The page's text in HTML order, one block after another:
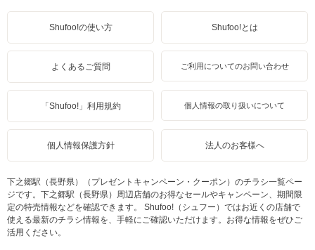
Shufoo!の使い方 Shufoo!とは
よくあるご質問 ご利用についてのお問い合わせ
「Shufoo!」利用規約 個人情報の取り扱いについて
個人情報保護方針 法人のお客様へ
下之郷駅（長野県）（プレゼントキャンペーン・クーポン）のチラシ一覧ペー
ジです。下之郷駅（長野県）周辺店舗のお得なセールやキャンペーン、期間限
定の特売情報などを確認できます。 Shufoo!（シュフー）ではお近くの店舗で
使える最新のチラシ情報を、手軽にご確認いただけます。お得な情報をぜひご
活用ください。